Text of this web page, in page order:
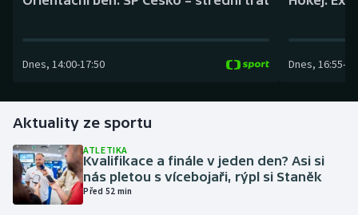
Gymnastika
Házená
Jezdectví
Dnes, 14:00-17:50 Dnes, 16:55-
Aktuality ze sportu
ATLETIKA
Kvalifikace a finále v jeden den? Asi si
nás pletou s vícebojaři, rýpl si Staněk
Před 52 min